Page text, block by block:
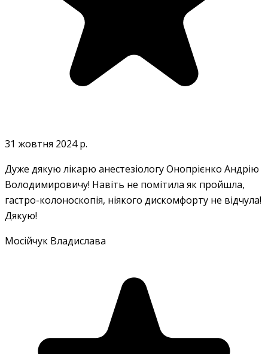
31 жовтня 2024 р.
Дуже дякую лікарю анестезіологу Онопрієнко Андрію
Володимировичу! Навіть не помітила як пройшла,
гастро-колоноскопія, ніякого дискомфорту не відчула!
Дякую!
Мосійчук Владислава